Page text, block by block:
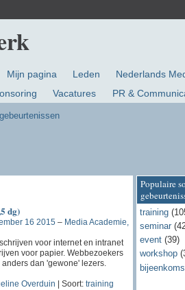
Mijn pagina Leden Nederlands
Vacatures PR &
dg)
16 2015 – Media Academie,
voor internet en intranet
voor papier. Webbezoekers
dan 'gewone' lezers.
Overduin | Soort: training
Populaire
training
seminar
event(39)
workshop